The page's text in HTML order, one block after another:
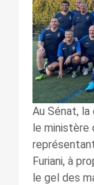
Au Sénat, la
le ministère
Furiani, à
le gel des